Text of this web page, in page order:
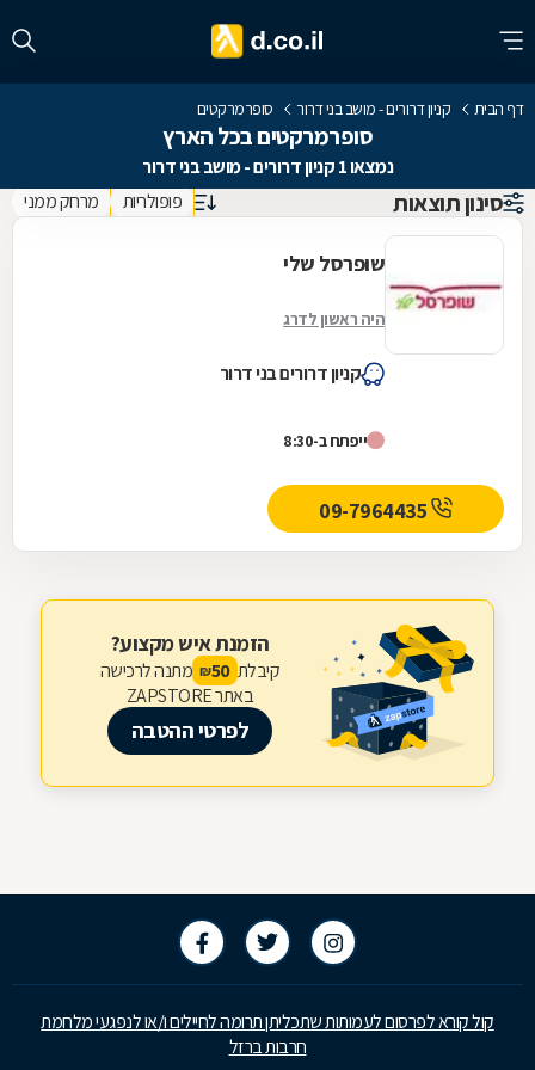
דף הבית קניון דרורים - מושב בני דרור סופרמרקטים
סופרמרקטים בכל הארץ
נמצאו 1 קניון דרורים - מושב בני דרור
סינון תוצאות פופולריות מרחק ממני
שופרסל שלי
היה ראשון לדרג
קניון דרורים בני דרור
ייפתח ב-8:30
הזמנת איש מקצוע?
קיבלת 50
₪ מתנה לרכישה
באתר ZAPSTORE
לפרטי ההטבה
קול קורא לפרסום לעמותות שתכליתן תרומה לחיילים ו/או לנפגעי מלחמת
חרבות ברזל